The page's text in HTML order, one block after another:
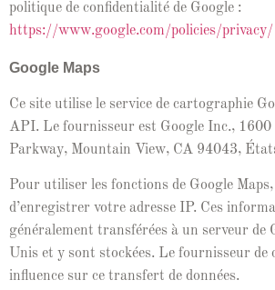
poli­tique de con­fi­den­tial­ité de Google :
https://www.google.com/policies/privacy/
Google Maps
Ce site utilise le ser­vice de car­togra­phie
API. Le four­nisseur est Google Inc.,
Park­way, Moun­tain View, CA 94043,
Pour utilis­er les fonc­tions de Google
d’en­reg­istr­er votre adresse IP. Ces
générale­ment trans­férées à un serveur de
Unis et y sont stock­ées. Le four­nisseur de
influ­ence sur ce trans­fert de données.